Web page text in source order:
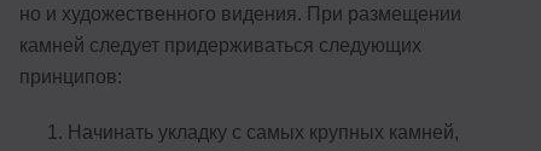
но и художественного видения. При размещении
камней следует придерживаться следующих
принципов:
Начинать укладку с самых крупных камней,